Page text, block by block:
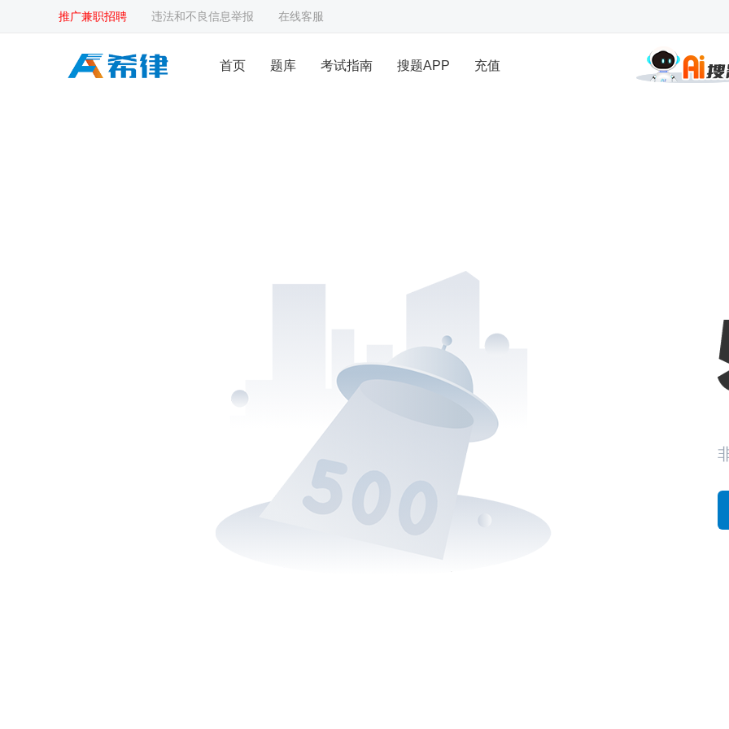
推广兼职招聘 违法和不良信息举报 在线客服
首页 题库 考试指南 搜题APP 充值